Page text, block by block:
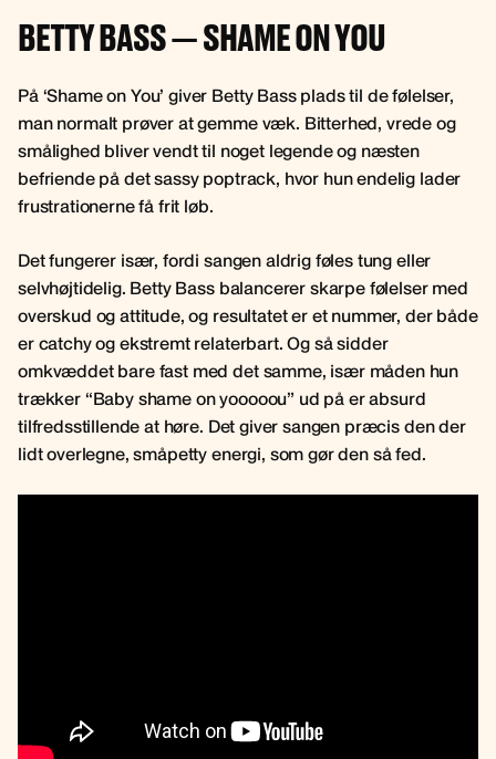
BETTY BASS — SHAME ON YOU
På ‘Shame on You’ giver Betty Bass plads til de følelser,
man normalt prøver at gemme væk. Bitterhed, vrede og
smålighed bliver vendt til noget legende og næsten
befriende på det sassy poptrack, hvor hun endelig lader
frustrationerne få frit løb.
Det fungerer især, fordi sangen aldrig føles tung eller
selvhøjtidelig. Betty Bass balancerer skarpe følelser med
overskud og attitude, og resultatet er et nummer, der både
er catchy og ekstremt relaterbart. Og så sidder
omkvæddet bare fast med det samme, især måden hun
trækker “Baby shame on yooooou” ud på er absurd
tilfredsstillende at høre. Det giver sangen præcis den der
lidt overlegne, småpetty energi, som gør den så fed.